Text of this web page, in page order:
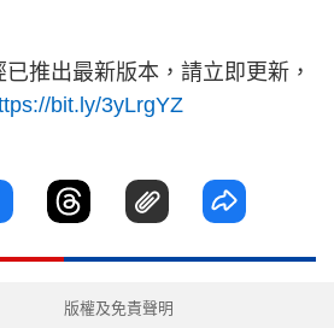
已推出最新版本，請立即更新，
bit.ly/3yLrgYZ
版權及免責聲明